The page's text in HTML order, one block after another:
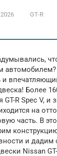
GT-R
автомобилем?
и
Более
R Spec V, и
на
часть. В
и дадим
Nissan